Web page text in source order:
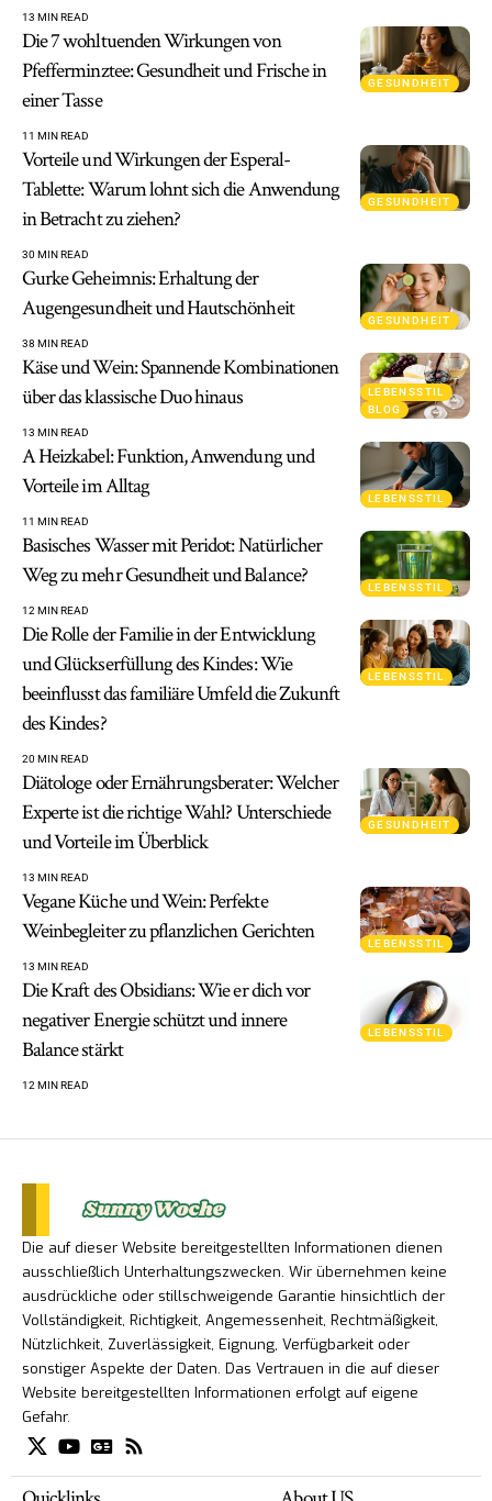
13 MIN READ
GESUNDHEIT
Die 7 wohltuenden Wirkungen von
Pfefferminztee: Gesundheit und Frische in
einer Tasse
11 MIN READ
GESUNDHEIT
Vorteile und Wirkungen der Esperal-
Tablette: Warum lohnt sich die Anwendung
in Betracht zu ziehen?
30 MIN READ
GESUNDHEIT
Gurke Geheimnis: Erhaltung der
Augengesundheit und Hautschönheit
38 MIN READ
LEBENSSTIL
BLOG
Käse und Wein: Spannende Kombinationen
über das klassische Duo hinaus
13 MIN READ
LEBENSSTIL
A Heizkabel: Funktion, Anwendung und
Vorteile im Alltag
11 MIN READ
LEBENSSTIL
Basisches Wasser mit Peridot: Natürlicher
Weg zu mehr Gesundheit und Balance?
12 MIN READ
LEBENSSTIL
Die Rolle der Familie in der Entwicklung
und Glückserfüllung des Kindes: Wie
beeinflusst das familiäre Umfeld die Zukunft
des Kindes?
20 MIN READ
GESUNDHEIT
Diätologe oder Ernährungsberater: Welcher
Experte ist die richtige Wahl? Unterschiede
und Vorteile im Überblick
13 MIN READ
LEBENSSTIL
Vegane Küche und Wein: Perfekte
Weinbegleiter zu pflanzlichen Gerichten
13 MIN READ
LEBENSSTIL
Die Kraft des Obsidians: Wie er dich vor
negativer Energie schützt und innere
Balance stärkt
12 MIN READ
Die auf dieser Website bereitgestellten Informationen dienen
ausschließlich Unterhaltungszwecken. Wir übernehmen keine
ausdrückliche oder stillschweigende Garantie hinsichtlich der
Vollständigkeit, Richtigkeit, Angemessenheit, Rechtmäßigkeit,
Nützlichkeit, Zuverlässigkeit, Eignung, Verfügbarkeit oder
sonstiger Aspekte der Daten. Das Vertrauen in die auf dieser
Website bereitgestellten Informationen erfolgt auf eigene
Gefahr.